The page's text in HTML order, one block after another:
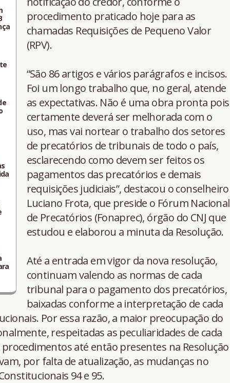
procedimento praticado hoje para as
chamadas Requisições de Pequeno Valor
(RPV).
“São 86 artigos e vários parágrafos e incisos.
Foi um longo trabalho que, no geral, atende
as expectativas. Não é uma obra pronta pois
certamente deverá ser melhorada com o
uso, mas vai nortear o trabalho dos setores
de precatórios de tribunais de todo o país,
esclarecendo como devem ser feitos os
pagamentos das precatórios e demais
requisições judiciais”, destacou o conselheiro
Luciano Frota, que preside o Fórum Nacional
de Precatórios (Fonaprec), órgão do CNJ que
estudou e elaborou a minuta da Resolução.
Até a entrada em vigor da nova resolução,
continuam valendo as normas de cada
tribunal para o pagamento dos precatórios,
baixadas conforme a interpretação de cada
Por essa razão, a maior preocupação do
respeitadas as peculiaridades de cada
até então presentes na Resolução
por falta de atualização, as mudanças no
94 e 95.